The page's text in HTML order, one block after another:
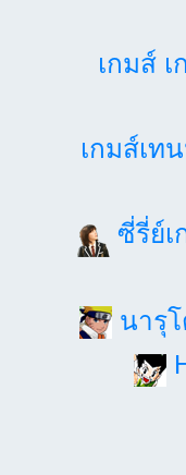
เกมส์ เ
เกมส์เท
ซี่รี่ย์เ
นารุ